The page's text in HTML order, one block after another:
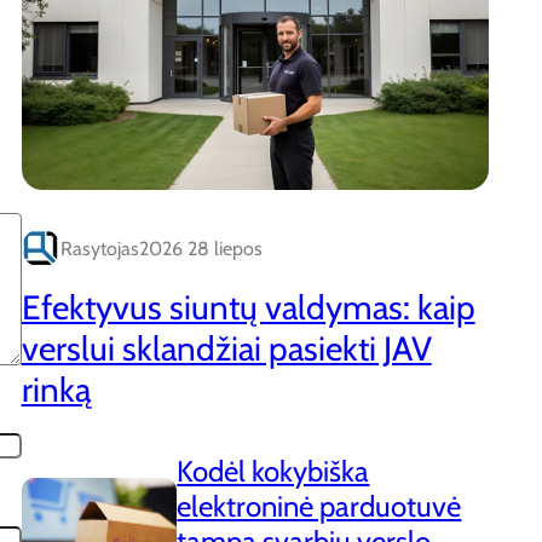
Rasytojas2026 28 liepos
Efektyvus siuntų valdymas: kaip
verslui sklandžiai pasiekti JAV
rinką
Kodėl kokybiška
elektroninė parduotuvė